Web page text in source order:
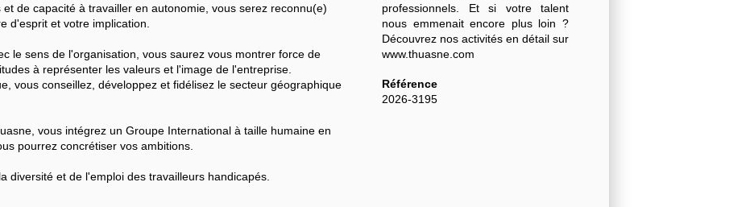
de capacité à travailler en autonomie, vous serez reconnu(e)
d'esprit et votre implication.
le sens de l'organisation, vous saurez vous montrer force de
à représenter les valeurs et l'image de l'entreprise.
vous conseillez, développez et fidélisez le secteur géographique
vous intégrez un Groupe International à taille humaine en
pourrez concrétiser vos ambitions.
diversité et de l'emploi des travailleurs handicapés.
professionnels. Et si votre talent
nous emmenait encore plus loin ?
Découvrez nos activités en détail sur
www.thuasne.com
Référence
2026-3195